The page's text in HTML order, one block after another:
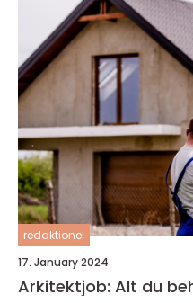
redaktionel
17. January 2024
Arkitektjob: Alt du